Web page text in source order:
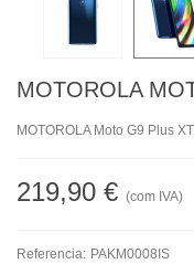
MOTOROLA
MOTOROLA Moto G9 Plus
219,90 € (com IVA)
Referencia: PAKM0008IS